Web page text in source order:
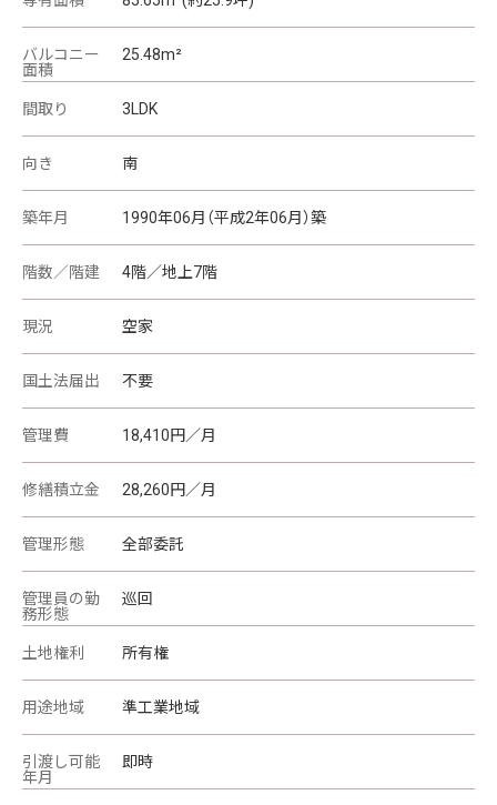
バルコニー
面積
25.48m²
間取り 3LDK
向き 南
築年月 1990年06月（平成2年06月）築
階数／階建 4階／地上7階
現況 空家
国土法届出 不要
管理費 18,410円／月
修繕積立金 28,260円／月
管理形態 全部委託
管理員の勤
務形態
巡回
土地権利 所有権
用途地域 準工業地域
引渡し可能
年月
即時